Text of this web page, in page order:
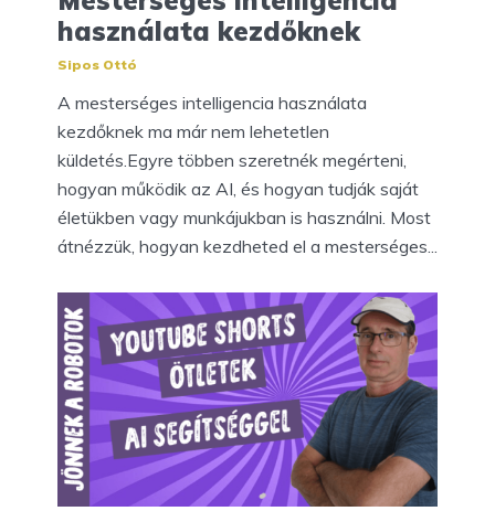
használata kezdőknek
Sipos Ottó
A mesterséges intelligencia használata
kezdőknek ma már nem lehetetlen
küldetés.Egyre többen szeretnék megérteni,
hogyan működik az AI, és hogyan tudják saját
életükben vagy munkájukban is használni. Most
átnézzük, hogyan kezdheted el a mesterséges...